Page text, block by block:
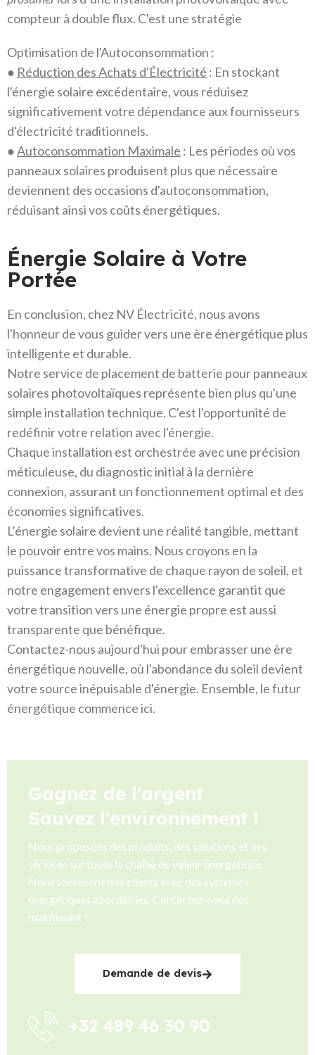
compteur à double flux. C'est une stratégie
Optimisation de l'Autoconsommation :
● Réduction des Achats d'Électricité : En stockant
l'énergie solaire excédentaire, vous réduisez
significativement votre dépendance aux fournisseurs
d'électricité traditionnels.
●Autoconsommation Maximale : Les périodes où vos
panneaux solaires produisent plus que nécessaire
deviennent des occasions d'autoconsommation,
réduisant ainsi vos coûts énergétiques.
Énergie Solaire à Votre
Portée
En conclusion, chez NV Électricité, nous avons
l'honneur de vous guider vers une ère énergétique plus
intelligente et durable.
Notre service de placement de batterie pour panneaux
solaires photovoltaïques représente bien plus qu'une
simple installation technique. C'est l'opportunité de
redéfinir votre relation avec l'énergie.
Chaque installation est orchestrée avec une précision
méticuleuse, du diagnostic initial à la dernière
connexion, assurant un fonctionnement optimal et des
économies significatives.
L’énergie solaire devient une réalité tangible, mettant
le pouvoir entre vos mains. Nous croyons en la
puissance transformative de chaque rayon de soleil, et
notre engagement envers l'excellence garantit que
votre transition vers une énergie propre est aussi
transparente que bénéfique.
Contactez-nous aujourd'hui pour embrasser une ère
énergétique nouvelle, où l'abondance du soleil devient
votre source inépuisable d'énergie. Ensemble, le futur
énergétique commence ici.
Gagnez de l'argent
Sauvez l'environnement !
Nous proposons des produits, des solutions et des
services sur toute la chaîne de valeur énergétique.
Nous soutenons nos clients avec des systèmes
énergétiques abordables. Contactez-nous dès
maintenant !
Demande de devis
+32 489 46 30 90